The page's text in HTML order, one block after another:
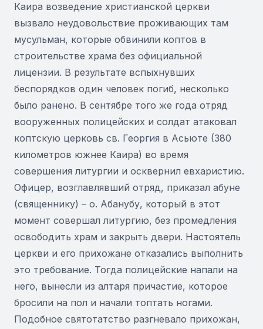
Каира возведение христианской церкви
вызвало неудовольствие проживающих там
мусульман, которые обвинили коптов в
строительстве храма без официальной
лицензии. В результате вспыхнувших
беспорядков один человек погиб, несколько
было ранено. В сентябре того же года отряд
вооруженных полицейских и солдат атаковал
коптскую церковь св. Георгия в Асьюте (380
километров южнее Каира) во время
совершения литургии и осквернил евхаристию.
Офицер, возглавлявший отряд, приказал абуне
(священнику) – о. Абанубу, который в этот
момент совершал литургию, без промедления
освободить храм и закрыть двери. Настоятель
церкви и его прихожане отказались выполнить
это требование. Тогда полицейские напали на
него, вынесли из алтаря причастие, которое
бросили на пол и начали топтать ногами.
Подобное святотатство разгневало прихожан,